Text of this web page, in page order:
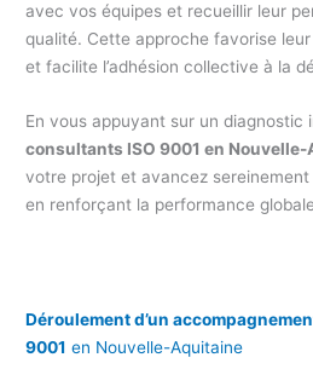
avec vos équipes et recueillir leur
qualité. Cette approche favorise
et facilite l’adhésion collective à la
En vous appuyant sur un diagnostic
consultants ISO 9001 en
votre projet et avancez
en renforçant la performance
Déroulement d’un
9001 en Nouvelle-Aquitaine